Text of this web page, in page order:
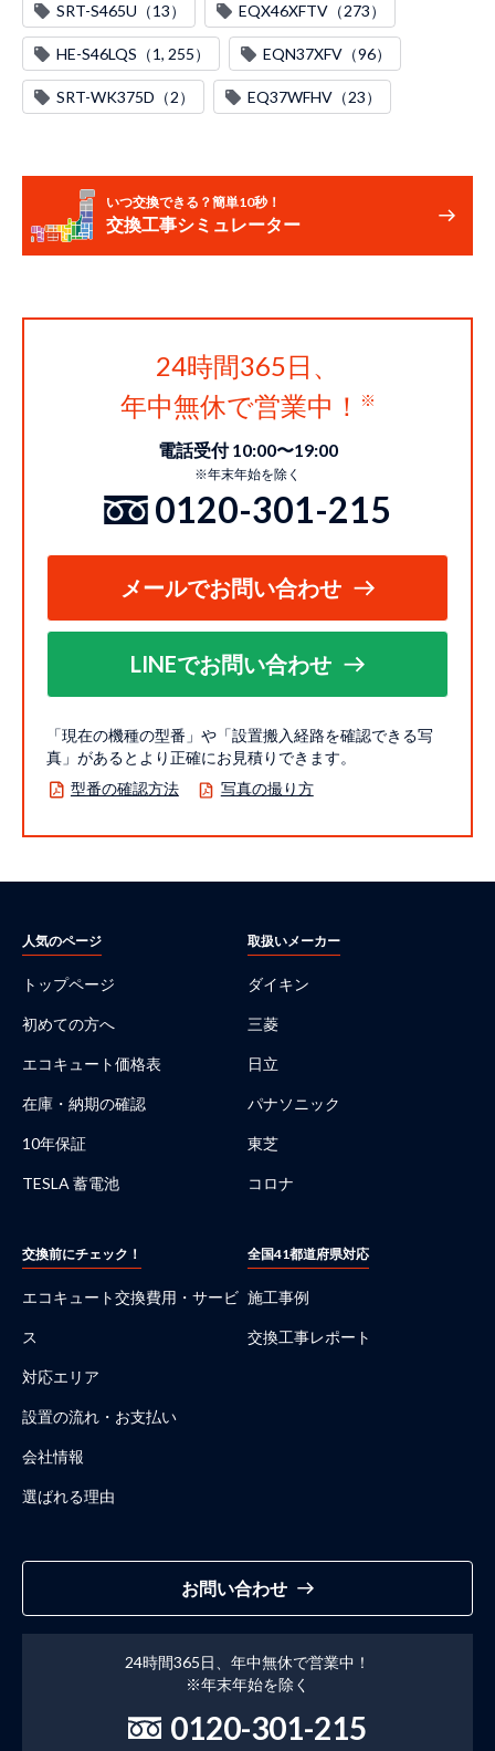
SRT-S465U（13） EQX46XFTV（273）
HE-S46LQS（1, 255） EQN37XFV（96）
SRT-WK375D（2） EQ37WFHV（23）
いつ交換できる？簡単10秒！
交換工事シミュレーター
24時間365日、
年中無休で営業中！
電話受付 10:00〜19:00
※年末年始を除く
0120-301-215
メールでお問い合わせ
LINEでお問い合わせ
「現在の機種の型番」や「設置搬入経路を確認できる写
真」があるとより正確にお見積りできます。
型番の確認方法
写真の撮り方
人気のページ
トップページ
初めての方へ
エコキュート価格表
在庫・納期の確認
10年保証
TESLA 蓄電池
交換前にチェック！
エコキュート交換費用・サービ
ス
対応エリア
設置の流れ・お支払い
会社情報
選ばれる理由
取扱いメーカー
ダイキン
三菱
日立
パナソニック
東芝
コロナ
全国41都道府県対応
施工事例
交換工事レポート
お問い合わせ
24時間365日、年中無休で営業中！
※年末年始を除く
0120-301-215